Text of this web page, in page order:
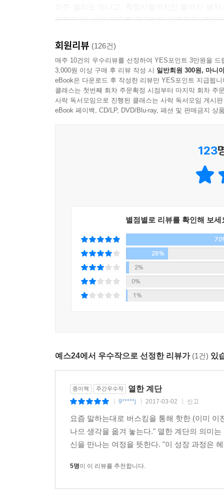
들인다는 것은 우리가 완전함과 충만함의 허구성
“그리고 사람들을 구경했다. 항구에 정박한 어선
을 걸어가는 종아리와 계곡 물로 땀이 닦이는 건
해가는 얼굴의 깊은 주름을 보았다. (...)
체적인 삶으로 가득했다. 나는 그 자명하고 단순
눈을 뜨고 있어도 보지 못하는 사람이 있다. 현실
다. 혹시 내가 그런 사람은 아니었을까. 여행을 마
“첫 번째 사람은 자기에게 익숙한 책을 선택한다.
선택한다. 하나의 분야에서 그의 지식은 깊어지
두 번째 사람은 자기를 불편하게 만드는 책을 선
을 뒤흔드는 책을 선택한다. 그에게는 불편함을
고 있다. 세계의 지평은 점차 넓어진다. 이 사람은
당신은 어떤 영혼을 소유했는가? 당신이 지금까
답은 없다. 그 무엇을 선택해도 괜찮다. 어떤 길도
한다. 당신의 부모도, 사회도, 국가도 마찬가지다
“우리는 다시 여행자가 되어야 한다. 자녀도, 부
이 요구하는 의무와 평가에 저항해야 한다. 그들
삶의 목표로 삼고, 그것이 전부인양 맹목적으로
당신의 노동력에만 관심을 기울인다. 분명히 기
전문성의 요구에 저항해야 한다. 그때 우리는 비
질문은 내 삶의 각도를 조금씩은 비틀었을 것이
깨달음과 깨부숨의 반복, 평범한 한 인간이 질문을
무료한 일상의 어느 날, 인생에 대한 목표도 궁금
길고 지루한 시간이 지나고 마지막 책장을 덮고
세계는 부서진다.
박차고 나가려 하는 것, 우리는 이것을 ‘성장’이
채사장은 그래서 ‘불편한’ 책을 권한다. 책이란,
우물에 가둘 수도 있다는 것이다.
나를 불편하게 하는 지식만이 굳어 있는 내면에
독서광으로 알려져 있지만, 중요한 건 숫자가 아
방향으로 나아가고 결국 새로운 자신을, 색다른 인
질문하라, 불편함은 삶을 밀어 올리는 정반합의 과
[문학-기독교-불교-철학-과학-역사-경제-예술-종교
채사장 작가가 올라온 불편한 계단은 문학, 종교
불편함이란 자신의 내면에 기존하던 ‘정(正)’이
‘정’도 아니고 ‘반’도 아닌 새로운 정신으로 성
번도 보지 못한 유형의 新지식인으로 여물어,
회원리뷰 (126건)
매주 10건의 우수리뷰를 선정하여 YES포인트 3만원을 드
3,000원 이상 구매 후 리뷰 작성 시 일반회원 300원, 마니
eBook은 다운로드 후 작성한 리뷰만 YES포인트 지급됩니
클래스는 첫번째 회차 주문확정 시점부터 마지막 회차 주
사락 독서모임으로 진행된 클래스는 사락 독서모임 게시
eBook 페이백, CD/LP, DVD/Blu-ray, 패션 및 판매금지 상
123
별점별로 리뷰를 확인해 보세
28%
2%
0%
1%
예스24에서 우수작으로 선정한 리뷰가 (1건) 있
종이책 주간우수작 열한 계단
9*****j 2017-03-02 신고
요즘 말하는대로 버스킹을 통해 핫한 (이미
나으 생각을 옮겨 놓는다." 열한 계단의 의미
신을 만나는 여정을 뜻한다. "이 성장 과정은
5명이 이 리뷰를 추천합니다.